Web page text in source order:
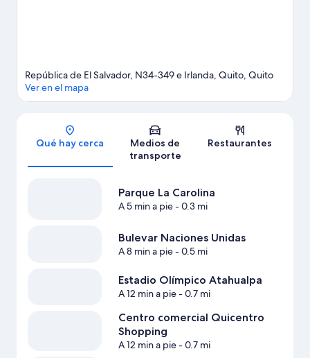
Sección del mapa
República de El Salvador, N34-349 e Irlanda, Quito, Quito
Ver en el mapa
Qué hay cerca
Medios de
transporte
Restaurantes
Parque La Carolina
A 5 min a pie- 0.3 mi
Bulevar Naciones Unidas
A 8 min a pie- 0.5 mi
Estadio Olímpico Atahualpa
A 12 min a pie- 0.7 mi
Centro comercial Quicentro
Shopping
A 12 min a pie- 0.7 mi